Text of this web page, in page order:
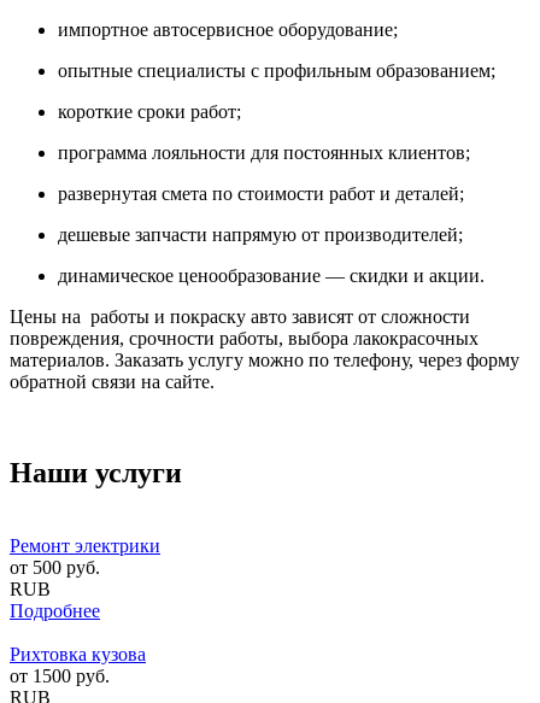
импортное автосервисное оборудование;
опытные специалисты с профильным образованием;
короткие сроки работ;
программа лояльности для постоянных клиентов;
развернутая смета по стоимости работ и деталей;
дешевые запчасти напрямую от производителей;
динамическое ценообразование — скидки и акции.
Цены на работы и покраску авто зависят от сложности
повреждения, срочности работы, выбора лакокрасочных
материалов. Заказать услугу можно по телефону, через форму
обратной связи на сайте.
Наши услуги
Ремонт электрики
от 500 руб.
RUB
Подробнее
Рихтовка кузова
от 1500 руб.
RUB